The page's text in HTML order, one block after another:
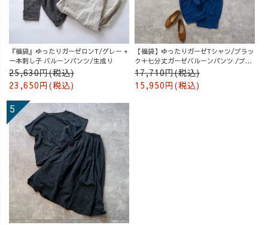
『福袋』ゆったりガーゼロンT/グレー +
一本刺し子 バルーンパンツ/生成り
25,630円(税込)
23,650円(税込)
【福袋】ゆったりガーゼTシャツ/ブラッ
ク＋七分丈ガーゼバルーンパンツ /ブル
ー
17,710円(税込)
15,950円(税込)